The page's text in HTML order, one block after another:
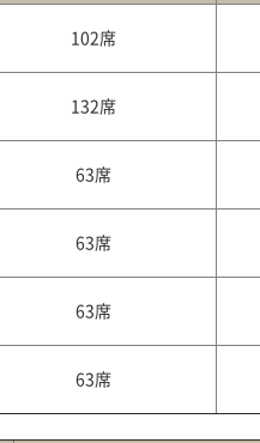
102席
132席
63席
63席
63席
63席